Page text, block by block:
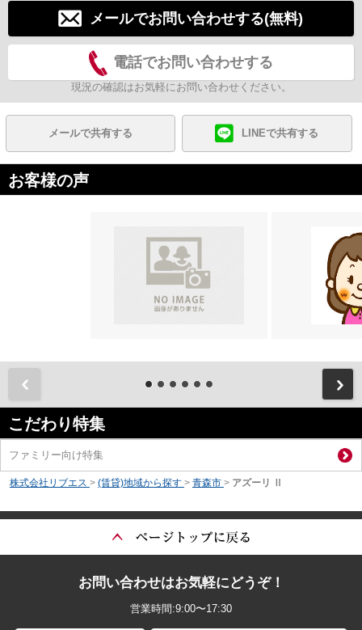
メールでお問い合わせする(無料)
電話でお問い合わせする
現況の確認はお気軽にお問い合わせください。
メールで共有する LINEで共有する
お客様の声
こだわり特集
ファミリー向け特集
株式会社リブエス > (賃貸)地域から探す > 青森市 > アズーリ Ⅱ
お問い合わせはお気軽にどうぞ！
営業時間:9:00〜17:30